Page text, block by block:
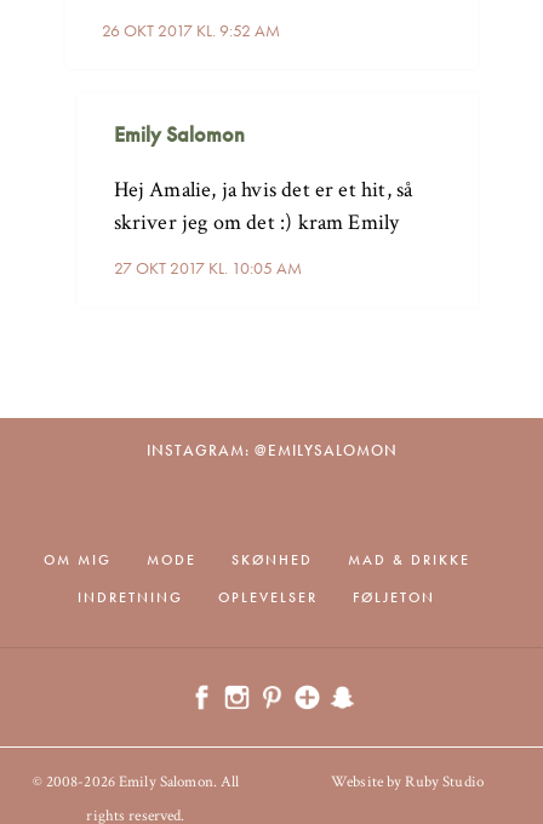
26 OKT 2017 KL. 9:52 AM
Emily Salomon
27 OKT 2017 KL. 10:05 AM
Hej Amalie, ja hvis det er et hit, så
skriver jeg om det :) kram Emily
INSTAGRAM: @EMILYSALOMON
OM MIG MODE SKØNHED
MAD & DRIKKE
INDRETNING
OPLEVELSER FØLJETON
© 2008-2026 Emily Salomon. All
rights reserved.
Website by Ruby Studio